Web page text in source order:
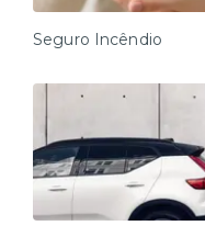
Seguro Incêndio